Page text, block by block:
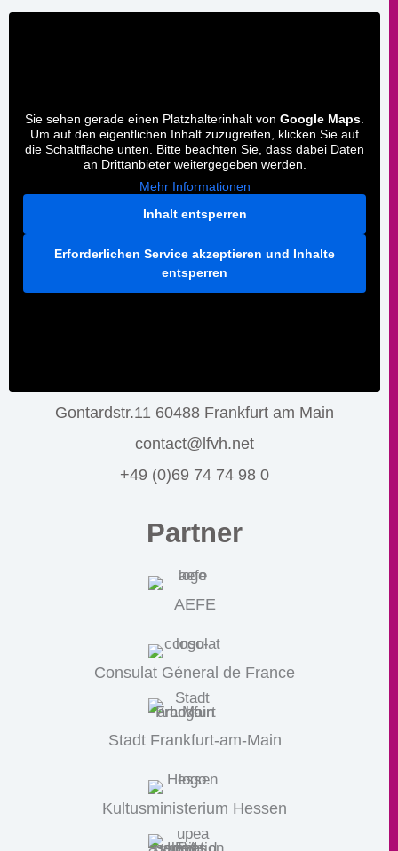
Sie sehen gerade einen Platzhalterinhalt von Google Maps
Um auf den eigentlichen Inhalt zuzugreifen, klicken Sie auf
die Schaltfläche unten. Bitte beachten Sie, dass dabei Daten
an Drittanbieter weitergegeben werden.
Mehr Informationen
Inhalt entsperren
Erforderlichen Service akzeptieren und Inhalte
entsperren
Gontardstr.11 60488 Frankfurt am Main
contact@lfvh.net
+49 (0)69 74 74 98 0
Partner
AEFE
Consulat Géneral de France
Stadt Frankfurt-am-Main
Kultusministerium Hessen